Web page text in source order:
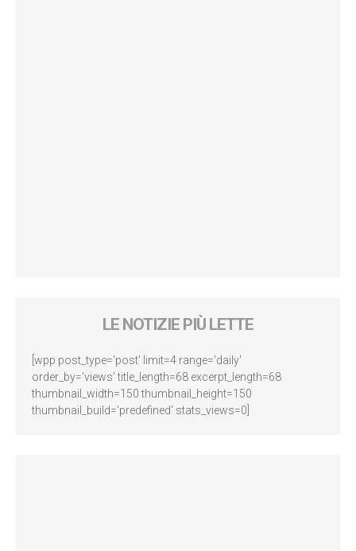
LE NOTIZIE PIÙ LETTE
[wpp post_type='post' limit=4 range='daily'
order_by='views' title_length=68 excerpt_length=68
thumbnail_width=150 thumbnail_height=150
thumbnail_build='predefined' stats_views=0]